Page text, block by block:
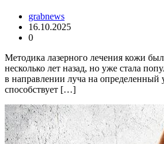
grabnews
16.10.2025
0
Методика лазерного лечения кожи
несколько лет назад, но уже стала
в направлении луча на определенный
способствует […]